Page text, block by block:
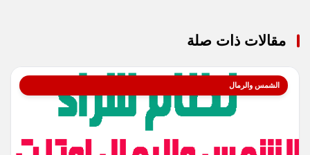
مقالات ذات صلة
الشمس والرمال